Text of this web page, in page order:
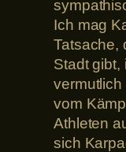
Ich mag
Tatsache,
Stadt gibt,
vom
Athleten
sich